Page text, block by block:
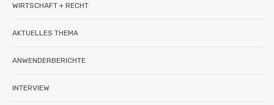
WIRTSCHAFT + RECHT
AKTUELLES THEMA
ANWENDERBERICHTE
INTERVIEW